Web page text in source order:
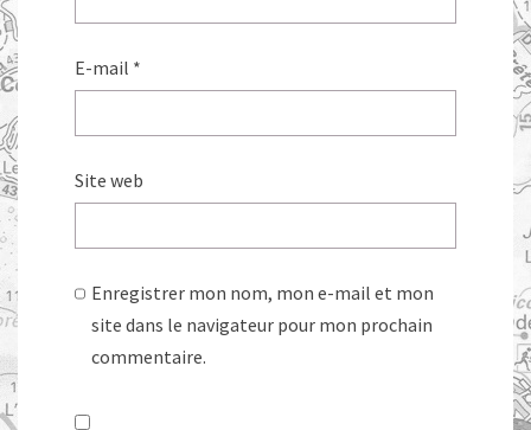
E-mail *
Site web
Enregistrer mon nom, mon e-mail et mon
site dans le navigateur pour mon prochain
commentaire.